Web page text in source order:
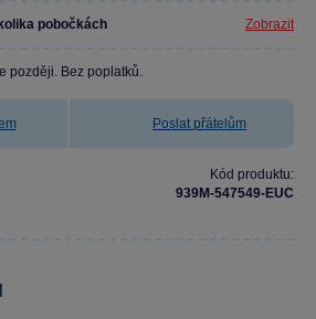
pobočkách Zobrazit
později. Bez poplatků.
Poslat přátelům
Kód produktu:
939M-547549-EUC